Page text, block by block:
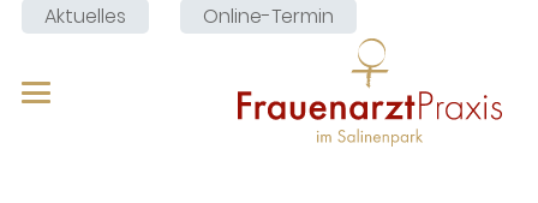
Aktuelles Online-Termin